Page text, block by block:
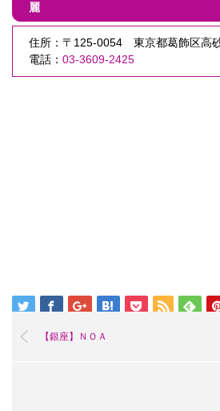
麗
住所：〒125-0054 東京都葛飾区高
電話： 03-3609-2425
【銀座】ＮＯＡ